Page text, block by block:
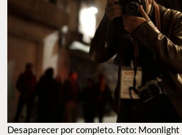
Desaparecer por completo. Foto: